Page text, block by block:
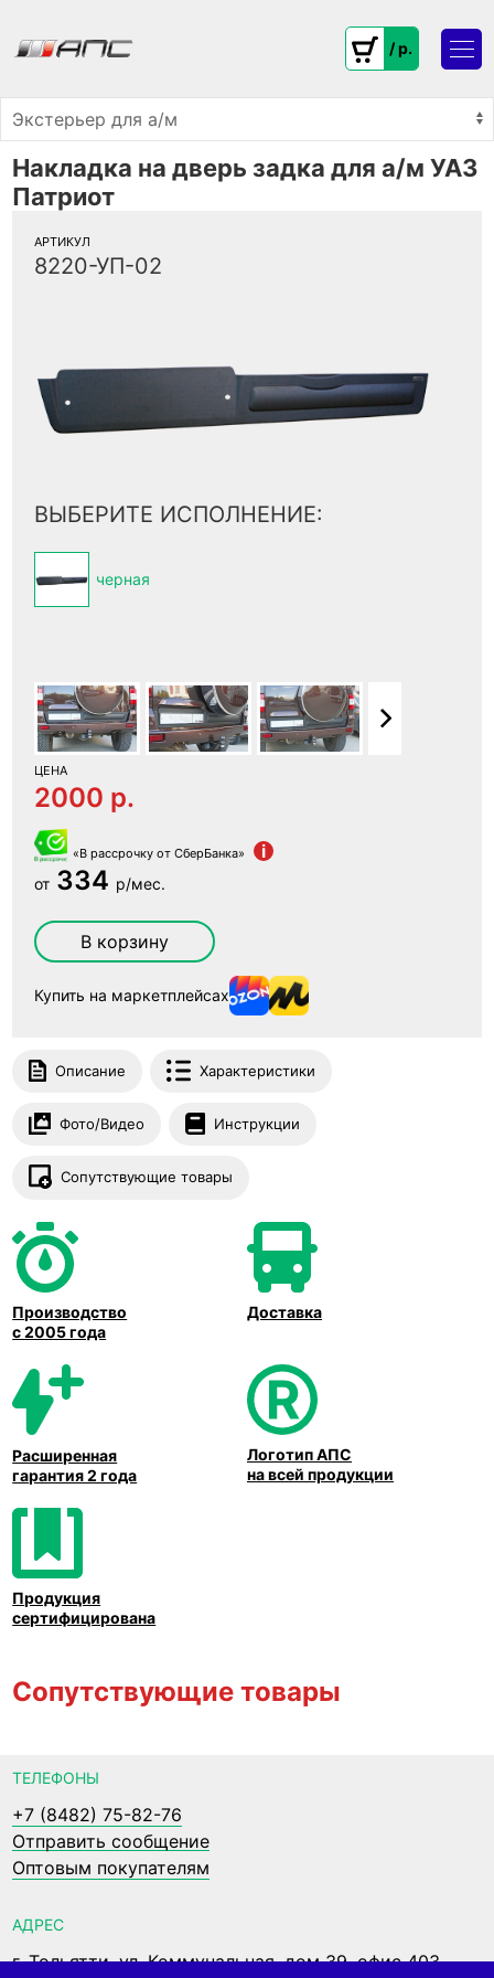
/ p.
Накладка на дверь задка для а/м УАЗ
Патриот
АРТИКУЛ
8220-УП-02
ВЫБЕРИТЕ ИСПОЛНЕНИЕ:
черная
ЦЕНА
2000 p.
«В рассрочку от СберБанка» i
от 334 р/мес.
В корзину
Купить на маркетплейсах
Описание Характеристики
Фото/Видео Инструкции
Сопутствующие товары
Производство
с 2005 года
Доставка
Расширенная
гарантия 2 года
Логотип АПС
на всей продукции
Продукция
сертифицирована
Сопутствующие товары
ТЕЛЕФОНЫ
+7 (8482) 75-82-76
Отправить сообщение
Оптовым покупателям
АДРЕС
г. Тольятти, ул. Коммунальная, дом 39, офис 403